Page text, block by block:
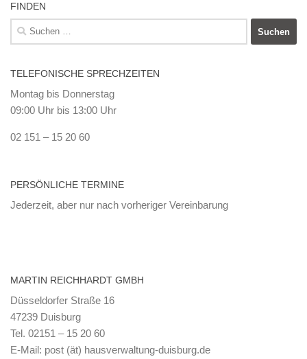
FINDEN
Suchen
nach:
TELEFONISCHE SPRECHZEITEN
Montag bis Donnerstag
09:00 Uhr bis 13:00 Uhr
02 151 – 15 20 60
PERSÖNLICHE TERMINE
Jederzeit, aber nur nach vorheriger Vereinbarung
MARTIN REICHHARDT GMBH
Düsseldorfer Straße 16
47239 Duisburg
Tel. 02151 – 15 20 60
E-Mail: post (ät) hausverwaltung-duisburg.de